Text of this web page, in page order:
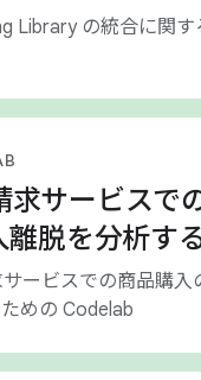
Library の統合に関す
求サービスで
離脱を分析す
ービスでの商品購入
めの Codelab